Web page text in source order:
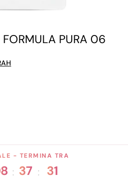
PURA 06
- TERMINA TRA
: 37 : 31